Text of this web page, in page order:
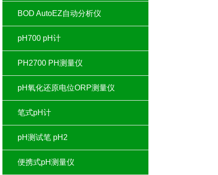
BOD AutoEZ自动分析仪
pH700 pH计
PH2700 PH测量仪
pH氧化还原电位ORP测量仪
笔式pH计
pH测试笔 pH2
便携式pH测量仪